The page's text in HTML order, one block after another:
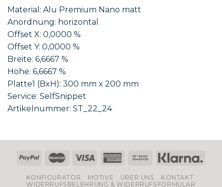
Material: Alu Premium Nano matt
Anordnung: horizontal
Offset X: 0,0000 %
Offset Y: 0,0000 %
Breite: 6,6667 %
Höhe: 6,6667 %
Platte1 (BxH): 300 mm x 200 mm
Service: SelfSnippet
Artikelnummer: ST_22_24
KONFIGURATOR MOTIVE ÜBER UNS
KONTAKT
WIDERRUFSBELEHRUNG & WIDERRUFSFORMULAR